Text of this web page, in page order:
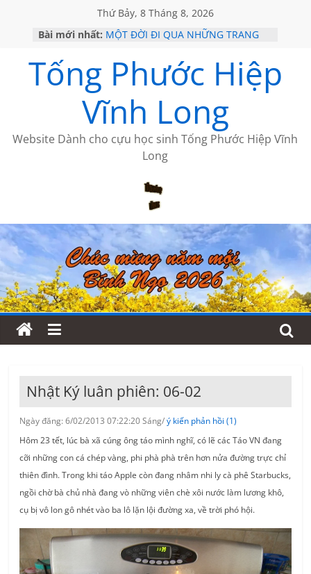
Thứ Bảy, 8 Tháng 8, 2026
Bài mới nhất: MỘT ĐỜI ĐI QUA NHỮNG TRANG
KHÔNG ĐỀ 19 CỦA THÁI LÃO
CHÙM THƠ CỦA BÍCH HÀ
GIÃ TỪ ĐÀ LẠT của ANTH ĐOÀN
HỌC SỬ HỒI XƯA
Tống Phước Hiệp
Vĩnh Long
Website Dành cho cựu học sinh Tống Phước Hiệp Vĩnh
Long
Nhật Ký luân phiên: 06-02
Ngày đăng: 6/02/2013 07:22:20 Sáng/ý kiến phản hồi (1)
Hôm 23 tết, lúc bà xã cúng ông táo mình nghĩ, có lẽ các Táo VN đang
cỡi những con cá chép vàng, phi phà phà trên hơn nửa đường trực chỉ
thiên đình. Trong khi táo Apple còn đang nhâm nhi ly cà phê Starbucks,
ngồi chờ bà chủ nhà đang vò những viên chè xôi nước làm lương khô,
cụ bị vô lon gô nhét vào ba lô lặn lội đường xa, về trời phó hội.